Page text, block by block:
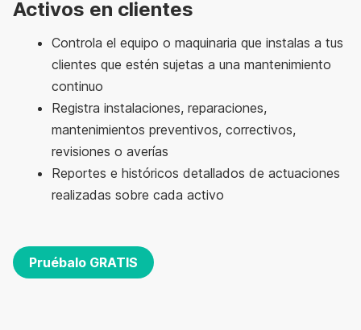
Activos en clientes
Controla el equipo o maquinaria que instalas a tus
clientes que estén sujetas a una mantenimiento
continuo
Registra instalaciones, reparaciones,
mantenimientos preventivos, correctivos,
revisiones o averías
Reportes e históricos detallados de actuaciones
realizadas sobre cada activo
Pruébalo GRATIS